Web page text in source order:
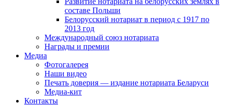
составе Польши
Белорусский нотариат в период с 1917 по
2013 год
Международный союз нотариата
Награды и премии
Медиа
Фотогалерея
Наши видео
Печать доверия — издание нотариата Беларуси
Медиа-кит
Контакты